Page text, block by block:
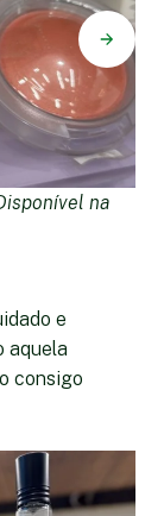
na
e
aquela
consigo